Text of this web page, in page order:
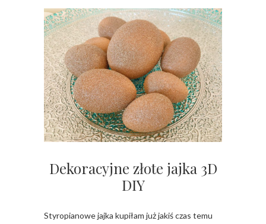
Dekoracyjne złote jajka 3D
DIY
Styropianowe jajka kupiłam już jakiś czas temu